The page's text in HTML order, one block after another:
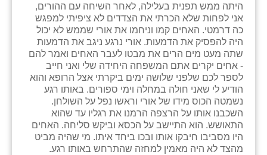
היתה ממש תפנית בעלילה, לאחר השיחה עם ההורים,
אני לפחות שלא הכרתי את הצדדים לא ציפיתי למפגש
כה דרמטי. האחים קמו וניחמו את אורי שממש לא יכול
היה להפסיק את הדמעות. אורי נרגע ניגב את הדמעות
שתה מעט מים הרים את מבטו לעבר האחים ואמר להם
- אחים יקרים אתם המשפחה היחידה שלי ואני חייב
לספר לכם שלפני שלושה ימים ביקרתי אצל הרופא והוא
הודיע לי שאני חולה במחלה וימי ספורים. באותו רגע
נשמטה הכוס מידו של אורי וראשו נפל על השולחן.
השכבנו אותו על הרצפה הרמנו את רגליו עד שהוא
התאושש. הוא התיישב על הכסא וביקש סליחה. האחים
היו מסביבו חיבקו אותו ובכו ביחד איתו. מי שהיה מביט
מהצד לא היה מאמין למחזה שהתרחש באותו רגע.